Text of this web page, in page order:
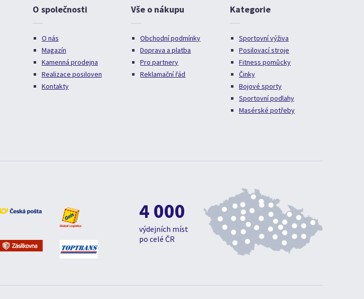
O společnosti
O nás
Magazín
Kamenná prodejna
Realizace posiloven
Kontakty
Vše o nákupu
Obchodní podmínky
Doprava a platba
Pro partnery
Reklamační řád
Kategorie
Sportovní výživa
Posilovací stroje
Fitness pomůcky
Činky
Bojové sporty
Sportovní podlahy
Masérské potřeby
4 000
výdejních míst
po celé ČR